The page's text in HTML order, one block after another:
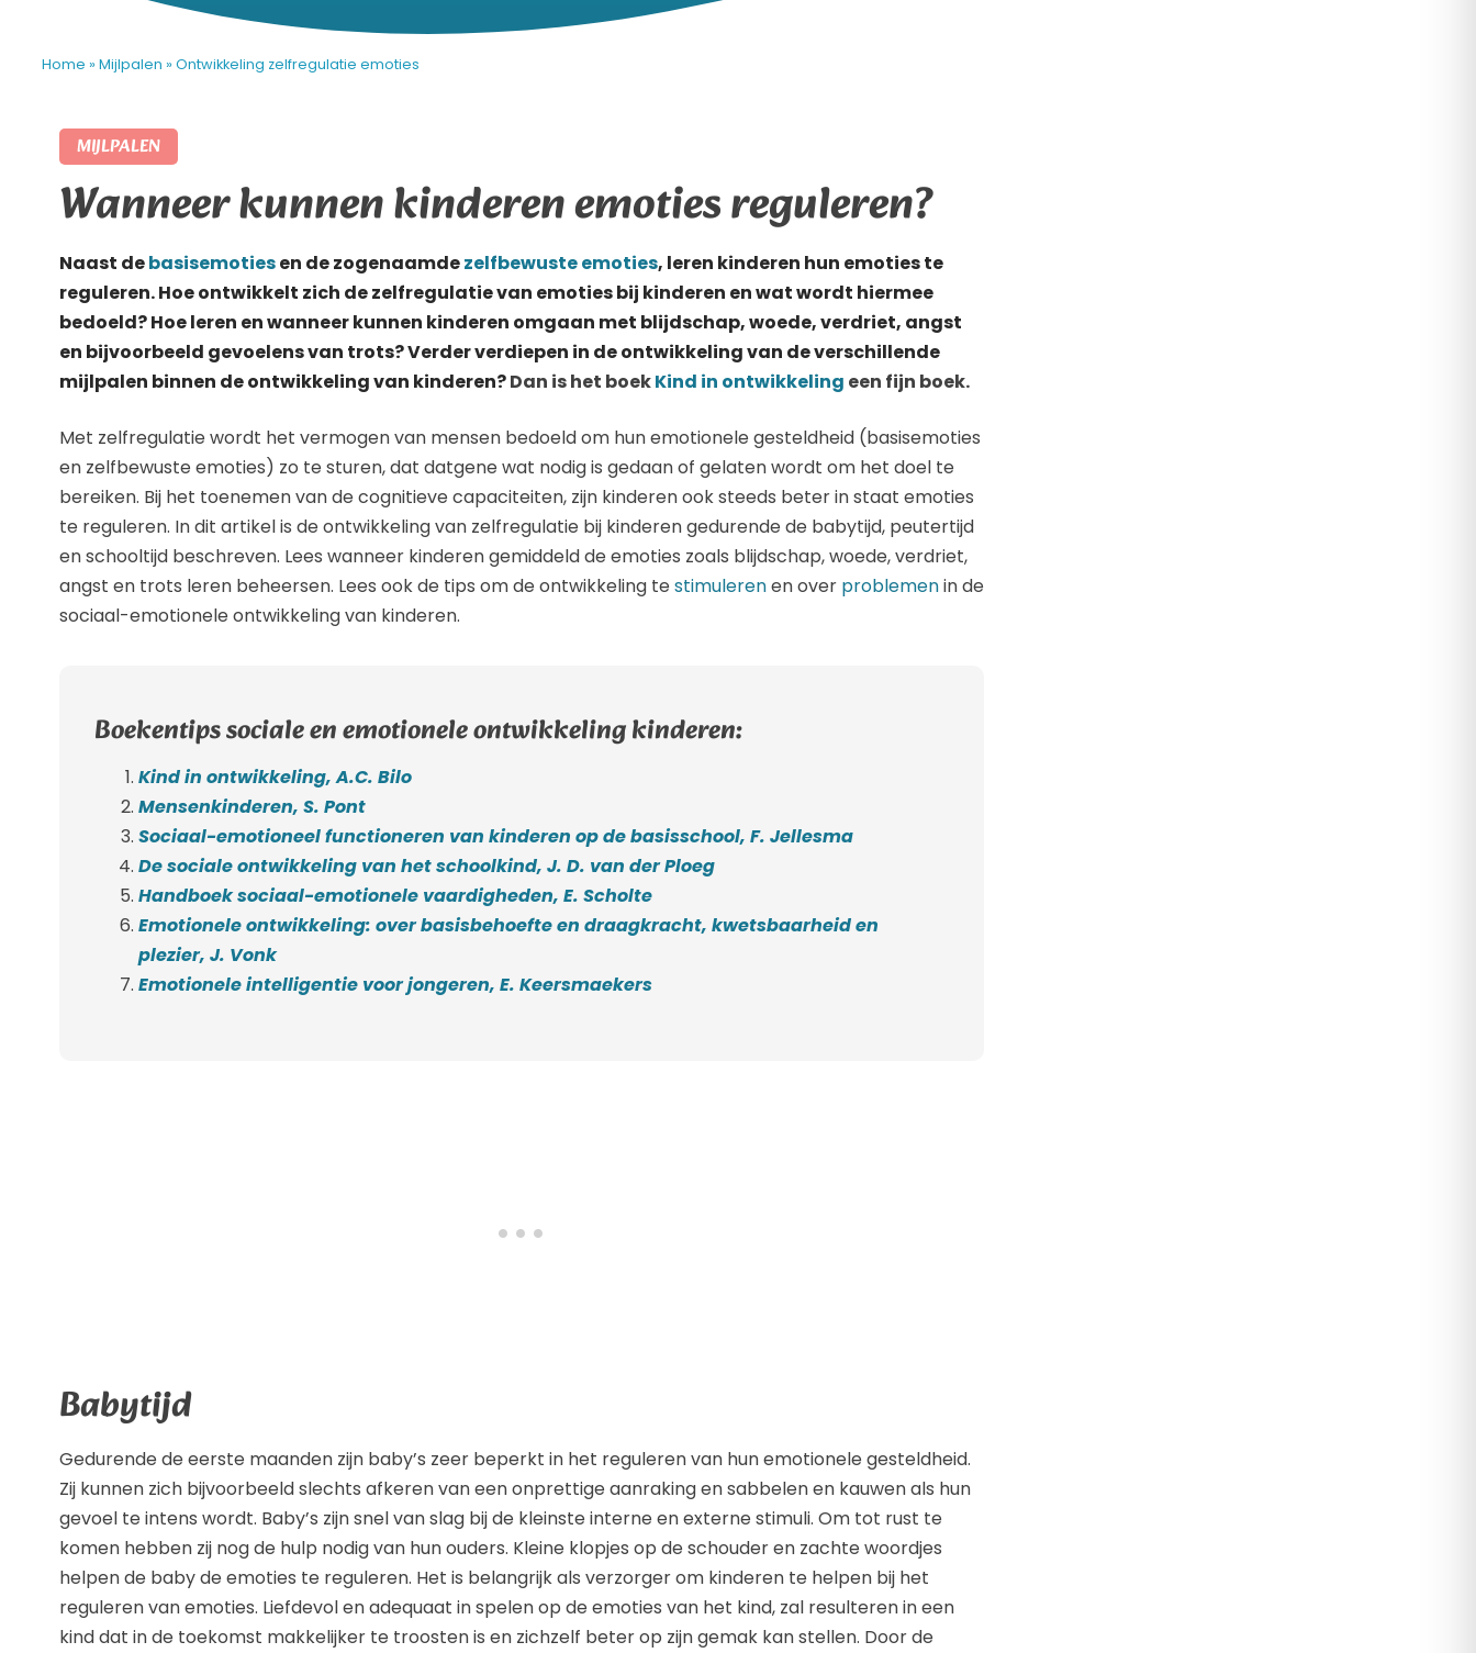
Home » Mijlpalen » Ontwikkeling zelfregulatie emoties
MIJLPALEN
Wanneer kunnen kinderen emoties reguleren?
Naast debasisemotiesen de zogenaamdezelfbewuste emoties, leren kinderen hun emoties te
reguleren. Hoe ontwikkelt zich de zelfregulatie van emoties bij kinderen en wat wordt hiermee
bedoeld? Hoe leren en wanneer kunnen kinderen omgaan met blijdschap, woede, verdriet, angst
en bijvoorbeeld gevoelens van trots? Verder verdiepen in de ontwikkeling van de verschillende
mijlpalen binnen de ontwikkeling van kinderen?Dan is het boekKind in ontwikkeling een fijn boek.
Met zelfregulatie wordt het vermogen van mensen bedoeld om hun emotionele gesteldheid (basisemoties
en zelfbewuste emoties) zo te sturen, dat datgene wat nodig is gedaan of gelaten wordt om het doel te
bereiken. Bij het toenemen van de cognitieve capaciteiten, zijn kinderen ook steeds beter in staat emoties
te reguleren. In dit artikel is de ontwikkeling van zelfregulatie bij kinderen gedurende de babytijd, peutertijd
en schooltijd beschreven. Lees wanneer kinderen gemiddeld de emoties zoals blijdschap, woede, verdriet,
angst en trots leren beheersen. Lees ook de tips om de ontwikkeling te stimulerenen over problemenin de
sociaal-emotionele ontwikkeling van kinderen.
Boekentips sociale en emotionele ontwikkeling kinderen:
Kind in ontwikkeling, A.C. Bilo
Mensenkinderen, S. Pont
Sociaal-emotioneel functioneren van kinderen op de basisschool, F. Jellesma
De sociale ontwikkeling van het schoolkind, J. D. van der Ploeg
Handboek sociaal-emotionele vaardigheden, E. Scholte
Emotionele ontwikkeling: over basisbehoefte en draagkracht, kwetsbaarheid en
plezier, J. Vonk
Emotionele intelligentie voor jongeren, E. Keersmaekers
Babytijd
Gedurende de eerste maanden zijn baby’s zeer beperkt in het reguleren van hun emotionele gesteldheid.
Zij kunnen zich bijvoorbeeld slechts afkeren van een onprettige aanraking en sabbelen en kauwen als hun
gevoel te intens wordt. Baby’s zijn snel van slag bij de kleinste interne en externe stimuli. Om tot rust te
komen hebben zij nog de hulp nodig van hun ouders. Kleine klopjes op de schouder en zachte woordjes
helpen de baby de emoties te reguleren. Het is belangrijk als verzorger om kinderen te helpen bij het
reguleren van emoties. Liefdevol en adequaat in spelen op de emoties van het kind, zal resulteren in een
kind dat in de toekomst makkelijker te troosten is en zichzelf beter op zijn gemak kan stellen. Door de